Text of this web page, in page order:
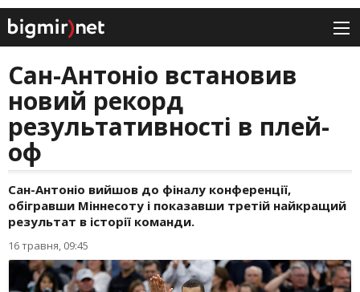
Сан-Антоніо встановив
новий рекорд
результативності в плей-
оф
Сан-Антоніо вийшов до фіналу конференції,
обігравши Міннесоту і показавши третій найкращий
результат в історії команди.
16 травня, 09:45